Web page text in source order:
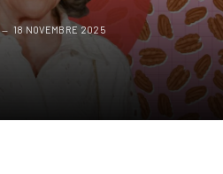
18 NOVEMBRE 2025